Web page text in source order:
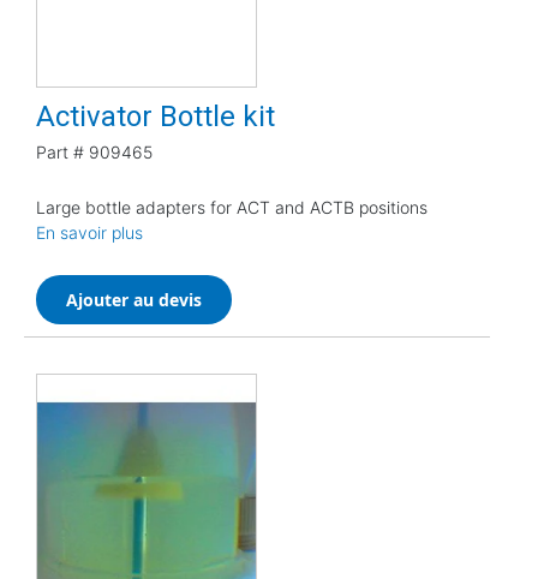
Activator Bottle kit
Part # 909465
Large bottle adapters for ACT and ACTB positions
En savoir plus
Ajouter au devis